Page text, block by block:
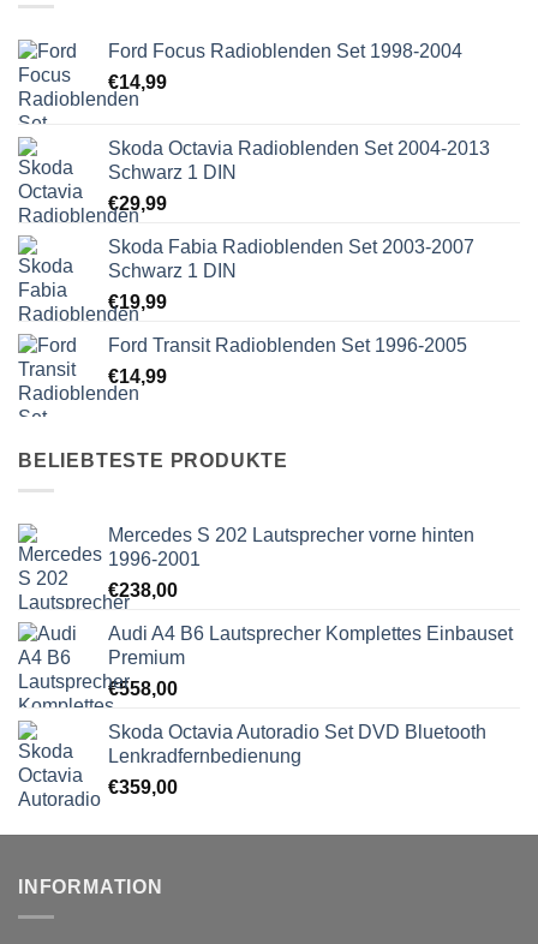
Ford Focus Radioblenden Set 1998-2004
€14,99
Skoda Octavia Radioblenden Set 2004-2013
Schwarz 1 DIN
€29,99
Skoda Fabia Radioblenden Set 2003-2007
Schwarz 1 DIN
€19,99
Ford Transit Radioblenden Set 1996-2005
€14,99
BELIEBTESTE PRODUKTE
Mercedes S 202 Lautsprecher vorne hinten
1996-2001
€238,00
Audi A4 B6 Lautsprecher Komplettes Einbauset
Premium
€558,00
Skoda Octavia Autoradio Set DVD Bluetooth
Lenkradfernbedienung
€359,00
INFORMATION